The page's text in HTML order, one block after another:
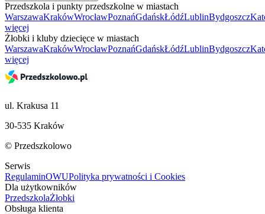
Przedszkola i punkty przedszkolne w miastach
WarszawaKrakówWrocławPoznańGdańskŁódźLublinBydgoszcz
więcej
Żłobki i kluby dziecięce w miastach
WarszawaKrakówWrocławPoznańGdańskŁódźLublinBydgoszcz
więcej
ul. Krakusa 11
30-535 Kraków
© Przedszkolowo
Serwis
RegulaminOWUPolityka prywatności i Cookies
Dla użytkowników
PrzedszkolaŻłobki
Obsługa klienta